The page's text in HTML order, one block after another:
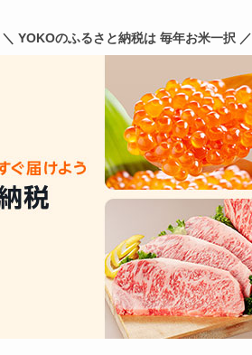
＼ YOKOのふるさと納税は 毎年お米一択 ／